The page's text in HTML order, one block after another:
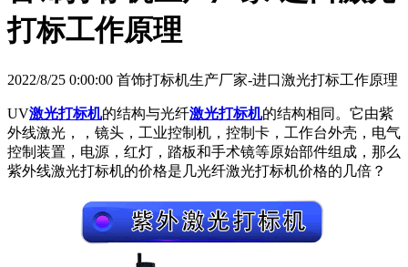
打标工作原理
2022/8/25 0:00:00 首饰打标机生产厂家-进口激光打标工作原理
UV激光打标机的结构与光纤激光打标机的结构相同。它由紫
外线激光，，镜头，工业控制机，控制卡，工作台外壳，电气
控制装置，电源，红灯，踏板和手术镜等原始部件组成，那么
紫外线激光打标机的价格是几光纤激光打标机价格的几倍？